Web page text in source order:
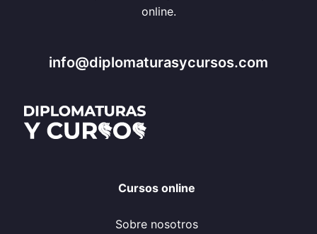
online.
info@diplomaturasycursos.com
Cursos online
Sobre nosotros